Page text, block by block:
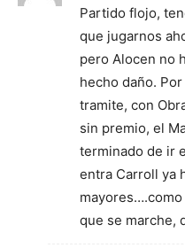
Partido flojo,
que jugarnos
pero Alocen no
hecho daño.
tramite, con
sin premio, el
terminado de ir
entra Carroll ya
que se marche,